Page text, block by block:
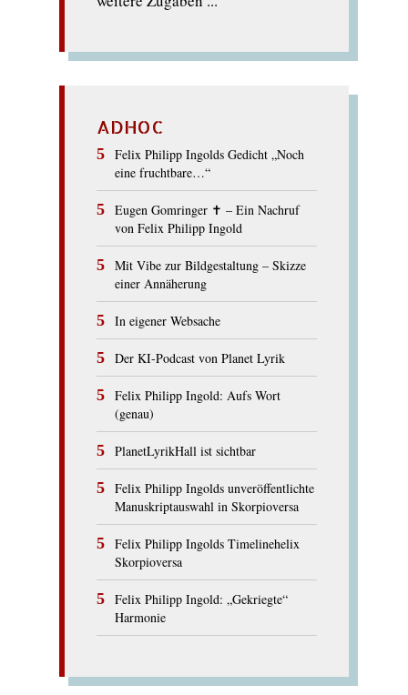
ADHOC
Felix Philipp Ingolds Gedicht „Noch
eine fruchtbare…“
Eugen Gomringer ✝︎ – Ein Nachruf
von Felix Philipp Ingold
Mit Vibe zur Bildgestaltung – Skizze
einer Annäherung
In eigener Websache
Der KI-Podcast von Planet Lyrik
Felix Philipp Ingold: Aufs Wort
(genau)
PlanetLyrikHall ist sichtbar
Felix Philipp Ingolds unveröffentlichte
Manuskriptauswahl in Skorpioversa
Felix Philipp Ingolds Timelinehelix
Skorpioversa
Felix Philipp Ingold: „Gekriegte“
Harmonie